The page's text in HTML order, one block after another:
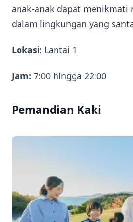
anak-anak dapat menikmati
dalam lingkungan yang
Lokasi: Lantai 1
Jam: 7:00 hingga 22:00
Pemandian Kaki